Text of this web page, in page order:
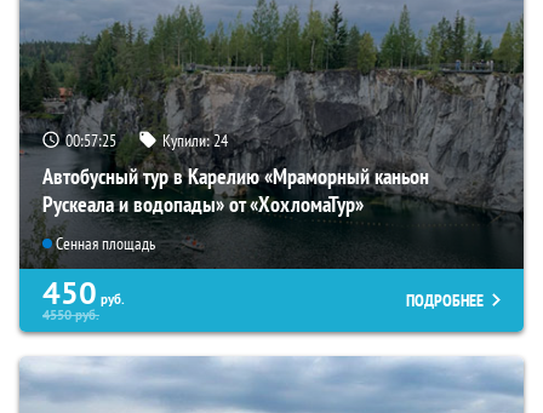
00:57:23 Купили:24
Автобусный тур в Карелию «Мраморный каньон
Рускеала и водопады» от «ХохломаТур»
Сенная площадь
450 руб.
4550руб.
ПОДРОБНЕЕ